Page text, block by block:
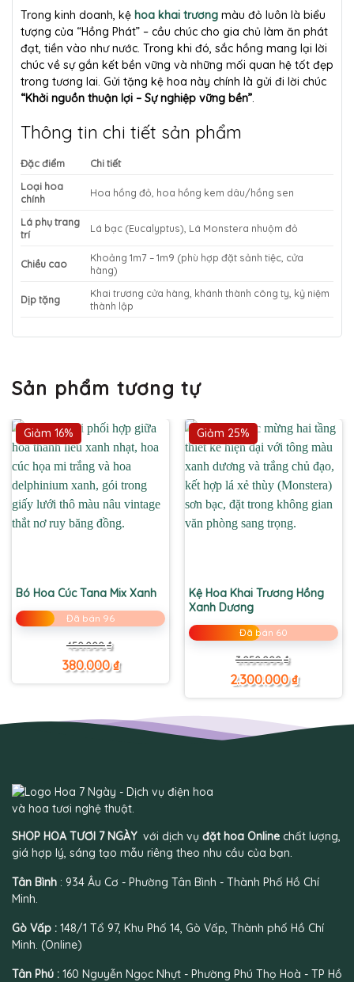
Trong kinh doanh, kệ hoa khai trương màu đỏ luôn là biểu
tượng của “Hồng Phát” – cầu chúc cho gia chủ làm ăn phát
đạt, tiền vào như nước. Trong khi đó, sắc hồng mang lại lời
chúc về sự gắn kết bền vững và những mối quan hệ tốt đẹp
trong tương lai. Gửi tặng kệ hoa này chính là gửi đi lời chúc
“Khởi nguồn thuận lợi – Sự nghiệp vững bền”.
Thông tin chi tiết sản phẩm
Đặc điểm
Chi tiết
Loại hoa
chính
Hoa hồng đỏ, hoa hồng kem dâu/hồng sen
Lá phụ trang
trí
Lá bạc (Eucalyptus), Lá Monstera nhuộm đỏ
Chiều cao
Khoảng 1m7 – 1m9 (phù hợp đặt sảnh tiệc, cửa
hàng)
Dịp tặng
Khai trương cửa hàng, khánh thành công ty, kỷ niệm
thành lập
Sản phẩm tương tự
Giảm 16%
Bó Hoa Cúc Tana Mix Xanh
Đã bán 96
450.000₫
Giá
gốc
là:
450.000 ₫.
380.000₫
Giá
hiện
tại
là:
380.000 ₫.
Giảm 25%
Kệ Hoa Khai Trương Hồng
Xanh Dương
Đã bán 60
3.050.000₫
Giá
gốc
là:
3.050.000 ₫.
2.300.000₫
Giá
hiện
tại
là:
2.300.000 ₫.
SHOP HOA TƯƠI 7 NGÀY với dịch vụ đặt hoa Online chất lượng,
giá hợp lý, sáng tạo mẫu riêng theo nhu cầu của bạn.
Tân Bình : 934 Âu Cơ - Phường Tân Bình - Thành Phố Hồ Chí
Minh.
Gò Vấp : 148/1 Tổ 97, Khu Phố 14, Gò Vấp, Thành phố Hồ Chí
Minh. (Online)
Tân Phú : 160 Nguyễn Ngọc Nhựt - Phường Phú Thọ Hoà - TP Hồ